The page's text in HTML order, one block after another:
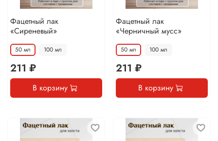
Фацетный лак
«Сиреневый»
50 мл 100 мл
211 ₽
В корзину
Фацетный лак
«Черничный мусс»
50 мл 100 мл
211 ₽
В корзину